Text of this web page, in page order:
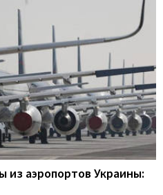
из аэропортов Украины: